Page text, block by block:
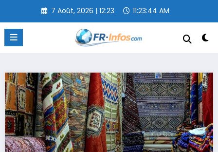
contenu
7 Août, 2026 | 12:23 11:23:45 AM